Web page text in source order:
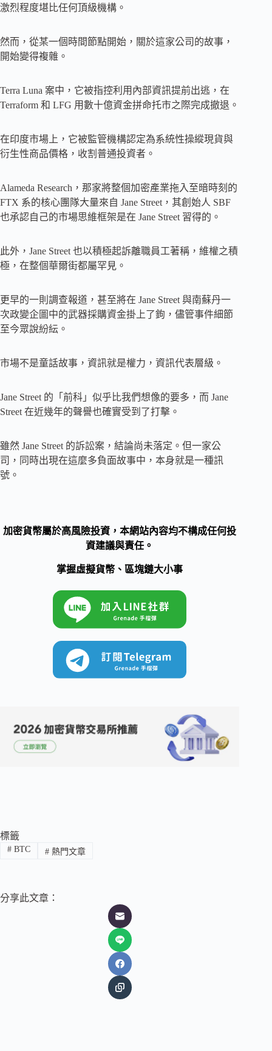
激烈程度堪比任何頂級機構。
然而，從某一個時間節點開始，關於這家公司的故事，
開始變得複雜。
Terra Luna 案中，它被指控利用內部資訊提前出逃，在
Terraform 和 LFG 用數十億資金拼命托市之際完成撤退。
在印度市場上，它被監管機構認定為系統性操縱現貨與
衍生性商品價格，收割普通投資者。
Alameda Research，那家將整個加密產業拖入至暗時刻的
FTX 系的核心團隊大量來自 Jane Street，其創始人 SBF
也承認自己的市場思維框架是在 Jane Street 習得的。
此外，Jane Street 也以積極起訴離職員工著稱，維權之積
極，在整個華爾街都屬罕見。
更早的一則調查報道，甚至將在 Jane Street 與南蘇丹一
次政變企圖中的武器採購資金掛上了鉤，儘管事件細節
至今眾說紛紜。
市場不是童話故事，資訊就是權力，資訊代表層級。
Jane Street 的「前科」似乎比我們想像的要多，而 Jane
Street 在近幾年的聲譽也確實受到了打擊。
雖然 Jane Street 的訴訟案，結論尚未落定。但一家公
司，同時出現在這麼多負面故事中，本身就是一種訊
號。
加密貨幣屬於高風險投資，本網站內容均不構成任何投
資建議與責任。
掌握虛擬貨幣、區塊鏈大小事
標籤
#BTC #熱門文章
分享此文章：